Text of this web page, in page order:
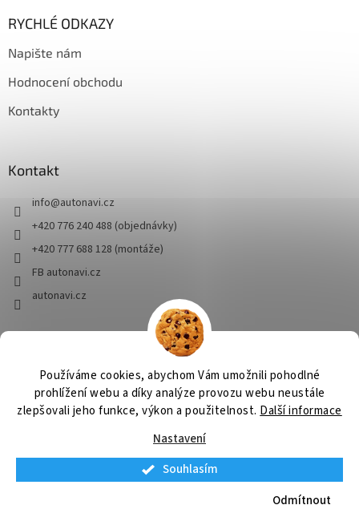
Používáme cookies, abychom Vám umožnili pohodlné
prohlížení webu a díky analýze provozu webu neustále
zlepšovali jeho funkce, výkon a použitelnost. Další informace
Nastavení
Odmítnout
Souhlasím
RYCHLÉ ODKAZY
Napište nám
Hodnocení obchodu
Kontakty
Kontakt
info@autonavi.cz
+420 776 240 488 (objednávky)
+420 777 688 128 (montáže)
FB autonavi.cz
autonavi.cz
HSBaits Prorybolov.cz
autonavi.cz. Všechna práva vyhrazena.